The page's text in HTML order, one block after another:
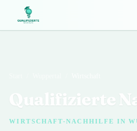
Qualifizierte
WIRTSCHAFT-NACHHILFE IN